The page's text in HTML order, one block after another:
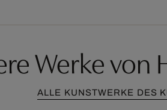
Werke von
ALLE KUNSTWERKE DES